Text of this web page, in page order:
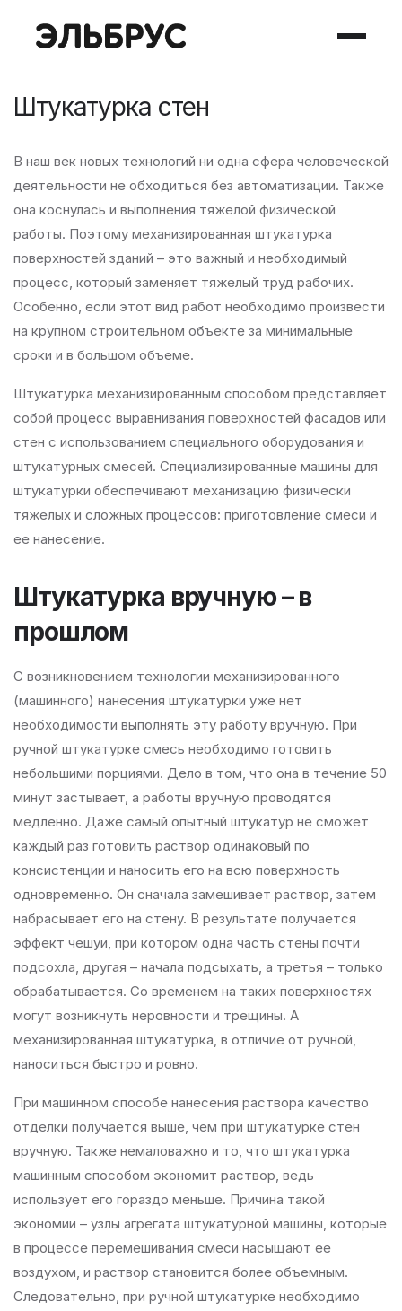
Штукатурка стен
В наш век новых технологий ни одна сфера человеческой
деятельности не обходиться без автоматизации. Также
она коснулась и выполнения тяжелой физической
работы. Поэтому механизированная штукатурка
поверхностей зданий – это важный и необходимый
процесс, который заменяет тяжелый труд рабочих.
Особенно, если этот вид работ необходимо произвести
на крупном строительном объекте за минимальные
сроки и в большом объеме.
Штукатурка механизированным способом представляет
собой процесс выравнивания поверхностей фасадов или
стен с использованием специального оборудования и
штукатурных смесей. Специализированные машины для
штукатурки обеспечивают механизацию физически
тяжелых и сложных процессов: приготовление смеси и
ее нанесение.
Штукатурка вручную – в
прошлом
С возникновением технологии механизированного
(машинного) нанесения штукатурки уже нет
необходимости выполнять эту работу вручную. При
ручной штукатурке смесь необходимо готовить
небольшими порциями. Дело в том, что она в течение 50
минут застывает, а работы вручную проводятся
медленно. Даже самый опытный штукатур не сможет
каждый раз готовить раствор одинаковый по
консистенции и наносить его на всю поверхность
одновременно. Он сначала замешивает раствор, затем
набрасывает его на стену. В результате получается
эффект чешуи, при котором одна часть стены почти
подсохла, другая – начала подсыхать, а третья – только
обрабатывается. Со временем на таких поверхностях
могут возникнуть неровности и трещины. А
механизированная штукатурка, в отличие от ручной,
наноситься быстро и ровно.
При машинном способе нанесения раствора качество
отделки получается выше, чем при штукатурке стен
вручную. Также немаловажно и то, что штукатурка
машинным способом экономит раствор, ведь
использует его гораздо меньше. Причина такой
экономии – узлы агрегата штукатурной машины, которые
в процессе перемешивания смеси насыщают ее
воздухом, и раствор становится более объемным.
Следовательно, при ручной штукатурке необходимо